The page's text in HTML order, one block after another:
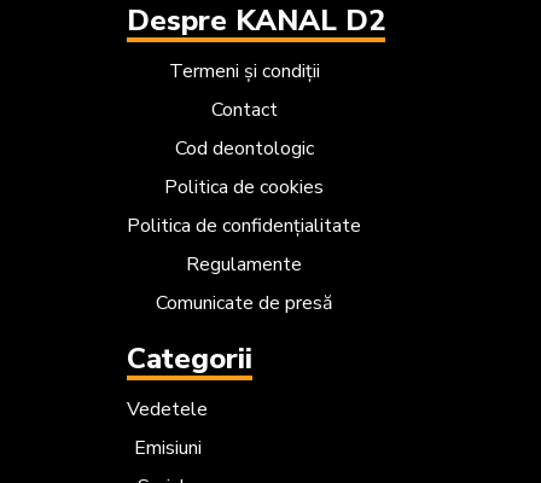
Despre KANAL D2
Termeni și condiții
Contact
Cod deontologic
Politica de cookies
Politica de confidențialitate
Regulamente
Comunicate de presă
Categorii
Vedetele
Emisiuni